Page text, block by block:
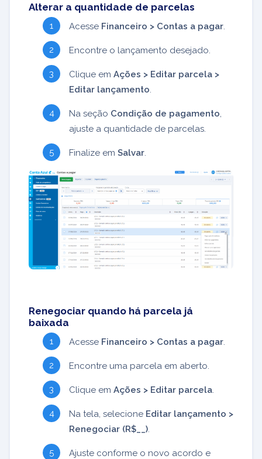
Alterar a quantidade de parcelas
Acesse Financeiro > Contas a pagar.
Encontre o lançamento desejado.
Clique em Ações > Editar parcela >
Editar lançamento.
Na seção Condição de pagamento,
ajuste a quantidade de parcelas.
Finalize em Salvar.
Renegociar quando há parcela já
baixada
Acesse Financeiro > Contas a pagar.
Encontre uma parcela em aberto.
Clique em Ações > Editar parcela.
Na tela, selecione Editar lançamento >
Renegociar (R$__).
Ajuste conforme o novo acordo e